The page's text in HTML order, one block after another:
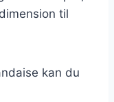
til
kan du